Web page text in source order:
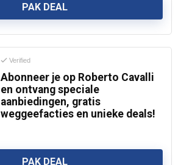
PAK DEAL
Verified
Abonneer je op Roberto Cavalli
en ontvang speciale
aanbiedingen, gratis
weggeefacties en unieke deals!
PAK DEAL